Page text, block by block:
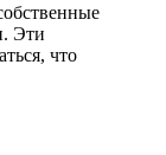
Эти
что